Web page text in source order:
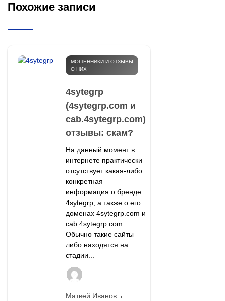
Похожие записи
МОШЕННИКИ И ОТЗЫВЫ
О НИХ
4sytegrp
(4sytegrp.com и
cab.4sytegrp.com)
отзывы: скам?
На данный момент в
интернете практически
отсутствует какая-либо
конкретная
информация о бренде
4sytegrp, а также о его
доменах 4sytegrp.com и
cab.4sytegrp.com.
Обычно такие сайты
либо находятся на
стадии...
Матвей Иванов